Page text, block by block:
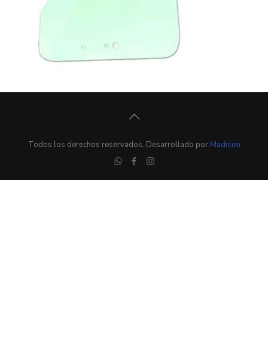
Todos los derechos reservados. Desarrollado por Madison